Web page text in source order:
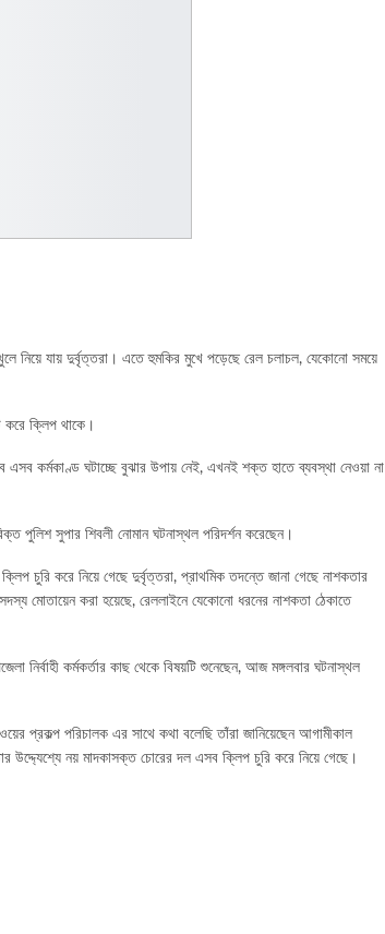
নিয়ে যায় দুর্বৃত্তরা। এতে হুমকির মুখে পড়েছে রেল চলাচল, যেকোনো সময়ে
করে ক্লিপ থাকে।
এসব কর্মকাণ্ড ঘটাচ্ছে বুঝার উপায় নেই, এখনই শক্ত হাতে ব্যবস্থা নেওয়া না
পুলিশ সুপার শিবলী নোমান ঘটনাস্থল পরিদর্শন করেছেন।
চুরি করে নিয়ে গেছে দুর্বৃত্তরা, প্রাথমিক তদন্তে জানা গেছে নাশকতার
মোতায়েন করা হয়েছে, রেললাইনে যেকোনো ধরনের নাশকতা ঠেকাতে
নির্বাহী কর্মকর্তার কাছ থেকে বিষয়টি শুনেছেন, আজ মঙ্গলবার ঘটনাস্থল
প্রকল্প পরিচালক এর সাথে কথা বলেছি তাঁরা জানিয়েছেন আগামীকাল
উদ্দ্যেশ্যে নয় মাদকাসক্ত চোরের দল এসব ক্লিপ চুরি করে নিয়ে গেছে।